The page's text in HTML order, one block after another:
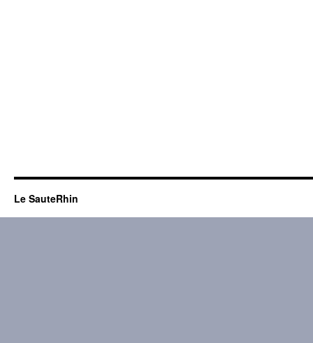
Le SauteRhin